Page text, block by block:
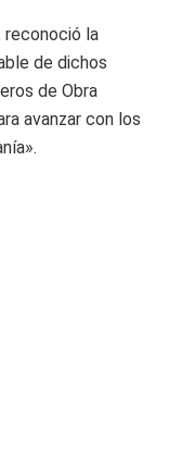
reconoció la
de dichos
de Obra
avanzar con los